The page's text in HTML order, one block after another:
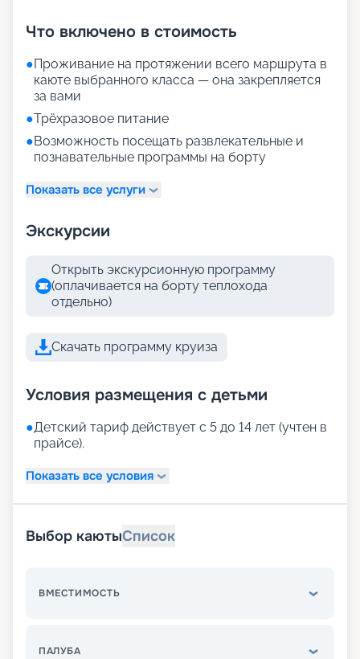
Что включено в стоимость
●Проживание на протяжении всего маршрута в
каюте выбранного класса — она закрепляется
за вами
●Трёхразовое питание
●Возможность посещать развлекательные и
познавательные программы на борту
Показать все услуги
Экскурсии
Открыть экскурсионную программу
(оплачивается на борту теплохода
отдельно)
Скачать программу круиза
Условия размещения с детьми
●Детский тариф действует с 5 до 14 лет (учтен в
прайсе).
Показать все условия
Выбор каютыСписок
ВМЕСТИМОСТЬ
ПАЛУБА